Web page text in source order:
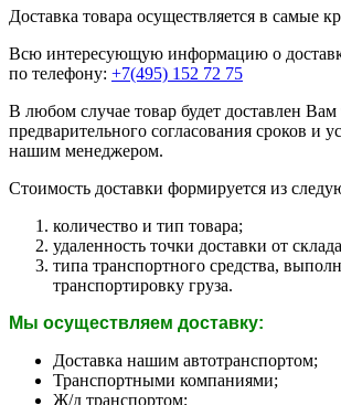
Доставка товара осуществляется в самые
Всю интересующую информацию о
по телефону: +7(495) 152 72 75
В любом случае товар будет доставлен Вам
предварительного согласования сроков и
нашим менеджером.
Стоимость доставки формируется из
количество и тип товара;
удаленность точки доставки от
типа транспортного средства,
транспортировку груза.
Мы осуществляем доставку:
Доставка нашим автотранспортом;
Транспортными компаниями;
Ж/д транспортом;